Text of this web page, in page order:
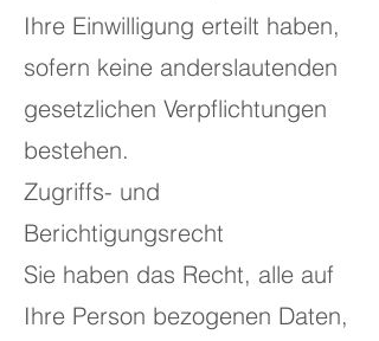
Ihre Einwilligung erteilt haben,
sofern keine anderslautenden
gesetzlichen Verpflichtungen
bestehen.
Zugriffs- und
Berichtigungsrecht
Sie haben das Recht, alle auf
Ihre Person bezogenen Daten,